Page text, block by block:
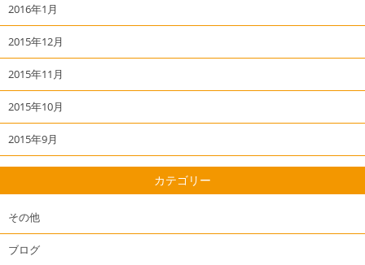
2016年1月
2015年12月
2015年11月
2015年10月
2015年9月
カテゴリー
その他
ブログ